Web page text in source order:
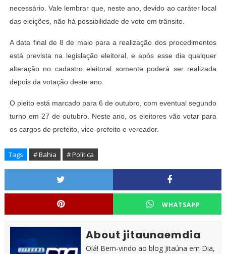
necessário. Vale lembrar que, neste ano, devido ao caráter local
das eleições, não há possibilidade de voto em trânsito.
A data final de 8 de maio para a realização dos procedimentos
está prevista na legislação eleitoral, e após esse dia qualquer
alteração no cadastro eleitoral somente poderá ser realizada
depois da votação deste ano.
O pleito está marcado para 6 de outubro, com eventual segundo
turno em 27 de outubro. Neste ano, os eleitores vão votar para
os cargos de prefeito, vice-prefeito e vereador.
Tags # Bahia # Politica
WHATSAPP
About jitaunaemdia
Olá! Bem-vindo ao blog Jitaúna em Dia,